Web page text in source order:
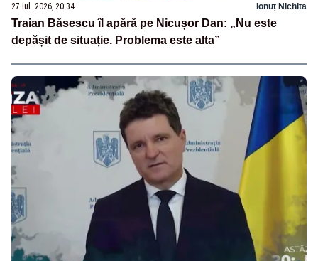
27 iul. 2026, 20:34 Ionuț Nichita
Traian Băsescu îl apără pe Nicușor Dan: „Nu este
depășit de situație. Problema este alta”